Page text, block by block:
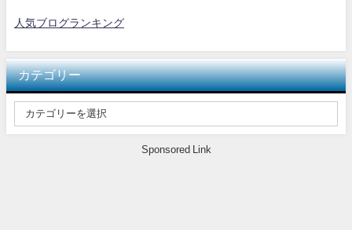
人気ブログランキング
カテゴリー
Sponsored Link